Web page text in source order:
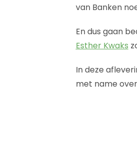
van Banken
En dus gaan
Esther Kwaks
In deze
met name